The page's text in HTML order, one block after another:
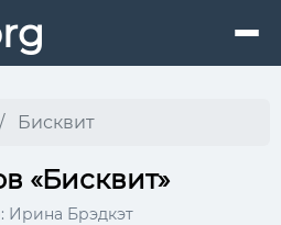
Бисквит
«Бисквит»
Ирина Брэдкэт